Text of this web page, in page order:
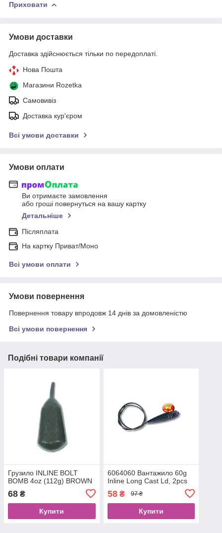
Приховати
Умови доставки
Доставка здійснюється тільки по передоплаті.
Нова Пошта
Магазини Rozetka
Самовивіз
Доставка кур'єром
Всі умови доставки
Умови оплати
Ви отримаєте замовлення
або гроші повернуться на вашу картку
Детальніше
Післяплата
На картку Приват/Моно
Всі умови оплати
Умови повернення
Повернення товару впродовж 14 днів за домовленістю
Всі умови повернення
Подібні товари компанії
Грузило INLINE BOLT
BOMB 4oz (112g) BROWN
68 ₴
Купити
6064060 Вантажило 60g
Inline Long Cast Ld, 2pcs
58₴ 97 ₴
Купити